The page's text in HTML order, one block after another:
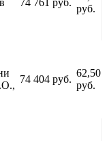
руб.
74 404 руб.
62,50
руб.